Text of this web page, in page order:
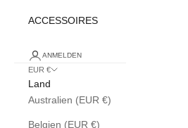
ACCESSOIRES
ANMELDEN
EUR €
Land
Australien (EUR €)
Belgien (EUR €)